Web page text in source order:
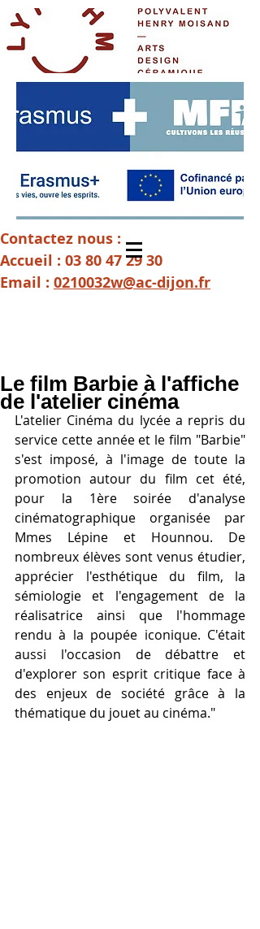
Contactez nous :
Accueil : 03 80 47 29 30
Email : 0210032w@ac-dijon.fr
Le film Barbie à l'affiche
de l'atelier cinéma
L'atelier Cinéma du lycée a repris du
service cette année et le film "Barbie"
s'est imposé, à l'image de toute la
promotion autour du film cet été,
pour la 1ère soirée d'analyse
cinématographique organisée par
Mmes Lépine et Hounnou. De
nombreux élèves sont venus étudier,
apprécier l'esthétique du film, la
sémiologie et l'engagement de la
réalisatrice ainsi que l'hommage
rendu à la poupée iconique. C'était
aussi l'occasion de débattre et
d'explorer son esprit critique face à
des enjeux de société grâce à la
thématique du jouet au cinéma."